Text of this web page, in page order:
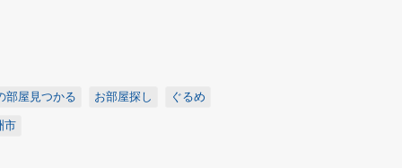
部屋見つかる お部屋探し ぐるめ
市